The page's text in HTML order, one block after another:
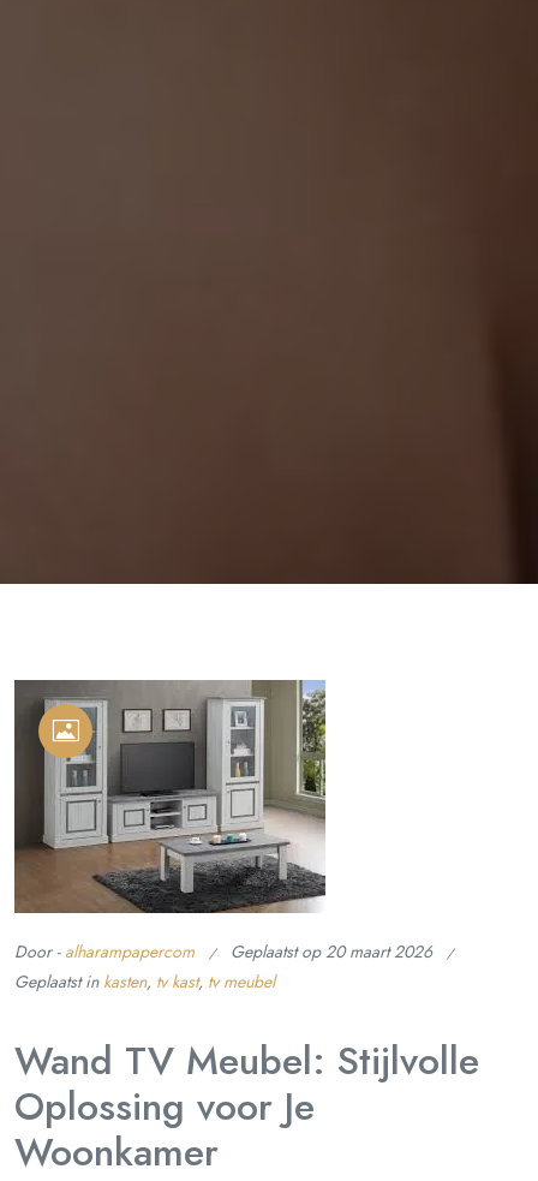
Door - alharampapercom Geplaatst op20 maart 2026
Geplaatst in kasten, tv kast, tv meubel
Wand TV Meubel: Stijlvolle
Oplossing voor Je
Woonkamer